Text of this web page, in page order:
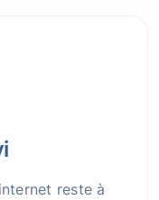
reste à